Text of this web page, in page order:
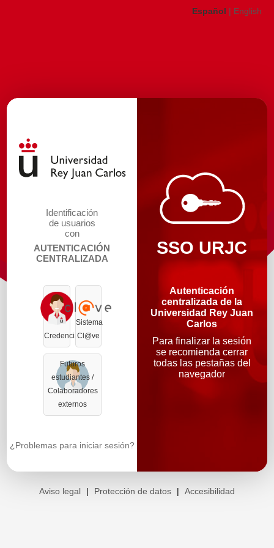
Español | English
Identificación
de usuarios
con
AUTENTICACIÓN
CENTRALIZADA
Credenciales
Sistema
Cl@ve
Futuros
estudiantes /
Colaboradores
externos
¿Problemas para iniciar sesión?
SSO URJC
Autenticación
centralizada de la
Universidad Rey Juan
Carlos
Para finalizar la sesión
se recomienda cerrar
todas las pestañas del
navegador
Aviso legal | Protección de datos | Accesibilidad